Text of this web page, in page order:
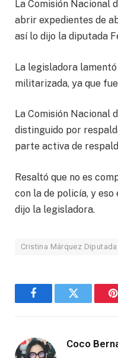
La Comisión Nacional
abrir expedientes de
así lo dijo la diputada
La legisladora
militarizada, ya que
La Comisión Nacional
distinguido por
parte activa de
Resaltó que no es
con la de policía, y eso
dijo la legisladora.
Cristina Márquez Diputada
FacebookTwitter
Coco